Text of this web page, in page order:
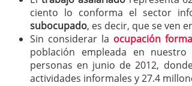
ciento lo conforma el sector
subocupado, es decir, que se ven
Sin considerar la ocupación
población empleada en
personas en junio de 2012,
actividades informales y 27.4